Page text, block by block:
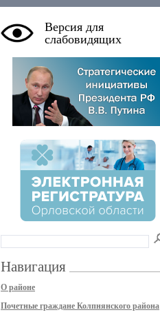
Версия для
слабовидящих
Навигация
О районе
Почетные граждане Колпнянского района